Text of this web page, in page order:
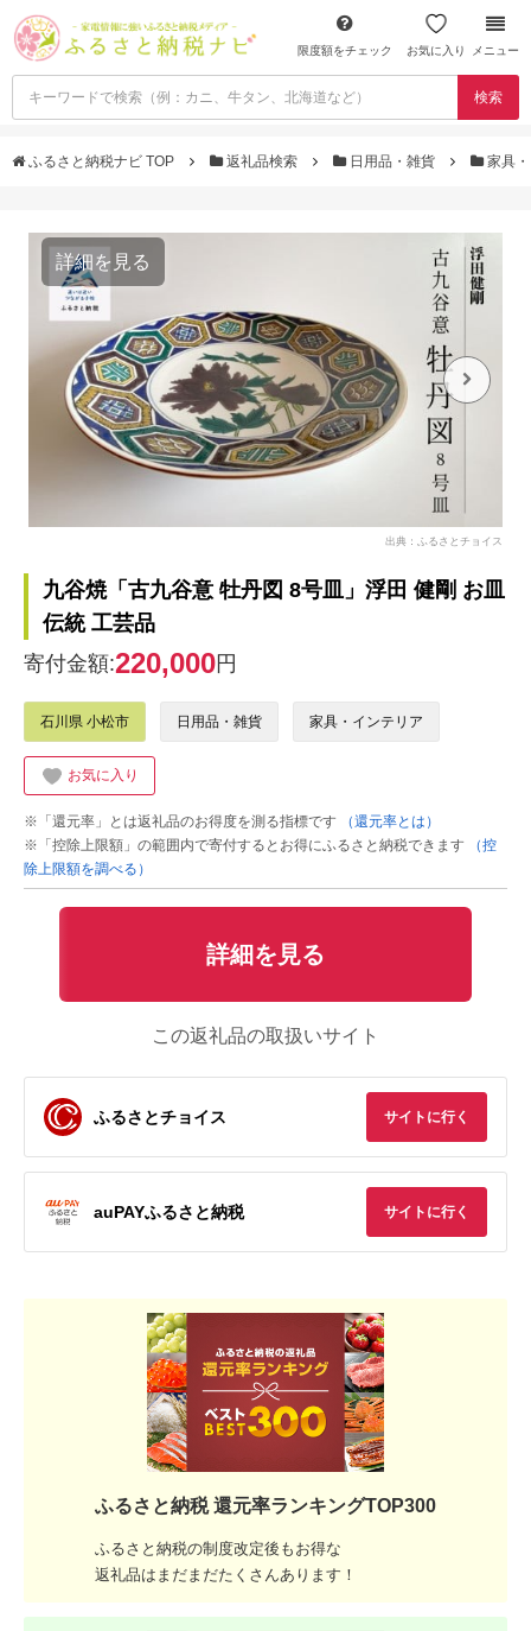
限度額をチェック お気に入り メニュー
検索
ふるさと納税ナビ TOP 返礼品検索 日用品・雑貨 家具
詳細を見る
出典：ふるさとチョイス
九谷焼「古九谷意 牡丹図 8号皿」浮田 健剛 お皿
伝統 工芸品
寄付金額:220,000円
石川県 小松市 日用品・雑貨 家具・インテリア
お気に入り
※「還元率」とは返礼品のお得度を測る指標です
（還元率とは）
※「控除上限額」の範囲内で寄付するとお得にふるさと納税できます
（控
除上限額を調べる）
詳細を見る
この返礼品の取扱いサイト
ふるさとチョイス サイトに行く
auPAYふるさと納税 サイトに行く
ふるさと納税 還元率ランキングTOP300
ふるさと納税の制度改定後もお得な
返礼品はまだまだたくさんあります！